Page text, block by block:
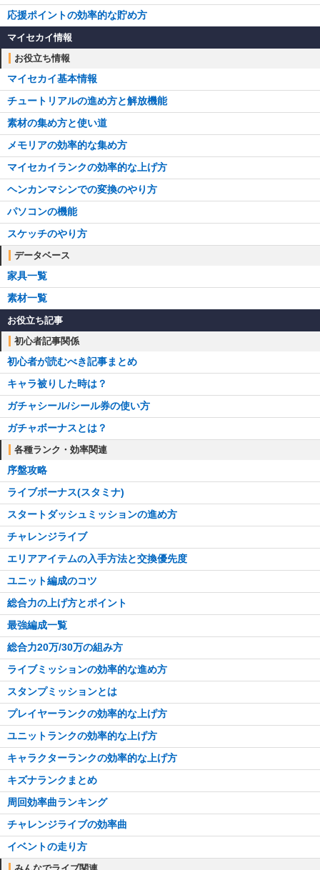
応援ポイントの効率的な貯め方
マイセカイ情報
お役立ち情報
マイセカイ基本情報
チュートリアルの進め方と解放機能
素材の集め方と使い道
メモリアの効率的な集め方
マイセカイランクの効率的な上げ方
ヘンカンマシンでの変換のやり方
パソコンの機能
スケッチのやり方
データベース
家具一覧
素材一覧
お役立ち記事
初心者記事関係
初心者が読むべき記事まとめ
キャラ被りした時は？
ガチャシール/シール券の使い方
ガチャボーナスとは？
各種ランク・効率関連
序盤攻略
ライブボーナス(スタミナ)
スタートダッシュミッションの進め方
チャレンジライブ
エリアアイテムの入手方法と交換優先度
ユニット編成のコツ
総合力の上げ方とポイント
最強編成一覧
総合力20万/30万の組み方
ライブミッションの効率的な進め方
スタンプミッションとは
プレイヤーランクの効率的な上げ方
ユニットランクの効率的な上げ方
キャラクターランクの効率的な上げ方
キズナランクまとめ
周回効率曲ランキング
チャレンジライブの効率曲
イベントの走り方